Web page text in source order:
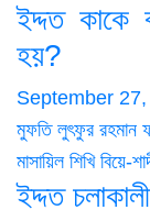
ইদ্দত কাকে
হয়?
September
মুফতি লুৎফুর রহমান
মাসায়িল শিখি বিয়ে-
ইদ্দত